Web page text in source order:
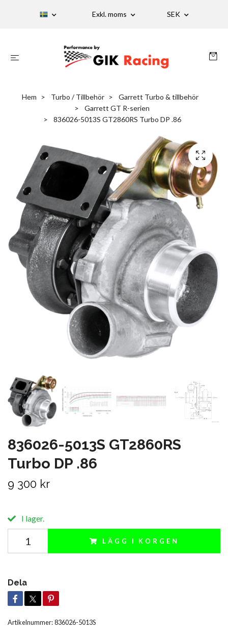
Exkl. moms SEK
Hem Turbo / Tillbehör
Garrett Turbo & tillbehör
Garrett GT R-serien
836026-5013S GT2860RS Turbo DP .86
836026-5013S GT2860RS
Turbo DP .86
9 300 kr
I lager.
LÄGG I KORGEN
Dela
Artikelnummer:836026-5013S